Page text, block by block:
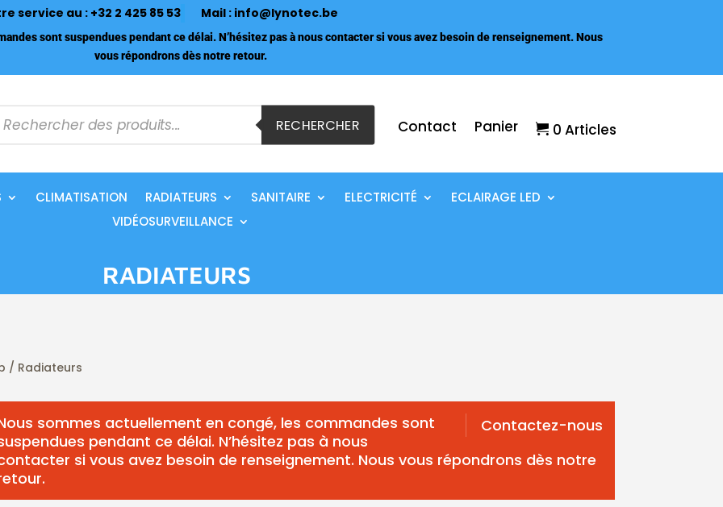
service au : +32 2 425 85 53 Mail : info@lynotec.be
sont suspendues pendant ce délai. N’hésitez pas à nous contacter si vous avez besoin de renseignement. Nous
vous répondrons dès notre retour.
RECHERCHER Contact Panier 0 Articles
CLIMATISATION RADIATEURS SANITAIRE ELECTRICITÉ
ECLAIRAGE LED
VIDÉOSURVEILLANCE
RADIATEURS
/ Radiateurs
Contactez-nous
sommes actuellement en congé, les commandes sont
pendant ce délai. N’hésitez pas à nous
si vous avez besoin de renseignement. Nous vous répondrons dès notre